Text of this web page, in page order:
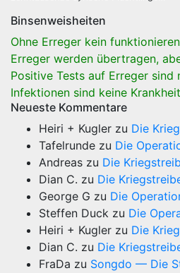
Binsenweisheiten
Ohne Erreger kein
Erreger werden übertragen,
Positive Tests auf Erreger
Infektionen sind keine
Neueste Kommentare
Heiri + Kugler zu Die
Tafelrunde zu Die
Andreas zu Die
Dian C. zu Die
George G zu Die
Steffen Duck zu Die
Heiri + Kugler zu Die
Dian C. zu Die
FraDa zu Songdo — Die